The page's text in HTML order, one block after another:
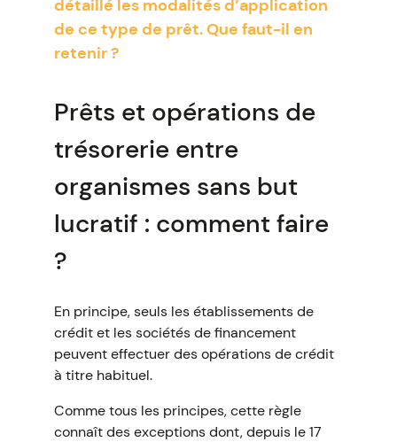
détaillé les modalités d’application
de ce type de prêt. Que faut-il en
retenir ?
Prêts et opérations de
trésorerie entre
organismes sans but
lucratif : comment faire
?
En principe, seuls les établissements de
crédit et les sociétés de financement
peuvent effectuer des opérations de crédit
à titre habituel.
Comme tous les principes, cette règle
connaît des exceptions dont, depuis le 17